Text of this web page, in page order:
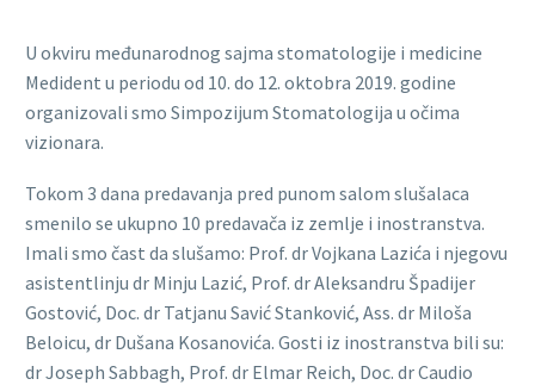
U okviru međunarodnog sajma stomatologije i medicine
Medident u periodu od 10. do 12. oktobra 2019. godine
organizovali smo Simpozijum Stomatologija u očima
vizionara.
Tokom 3 dana predavanja pred punom salom slušalaca
smenilo se ukupno 10 predavača iz zemlje i inostranstva.
Imali smo čast da slušamo: Prof. dr Vojkana Lazića i njegovu
asistentlinju dr Minju Lazić, Prof. dr Aleksandru Špadijer
Gostović, Doc. dr Tatjanu Savić Stanković, Ass. dr Miloša
Beloicu, dr Dušana Kosanovića. Gosti iz inostranstva bili su:
dr Joseph Sabbagh, Prof. dr Elmar Reich, Doc. dr Caudio